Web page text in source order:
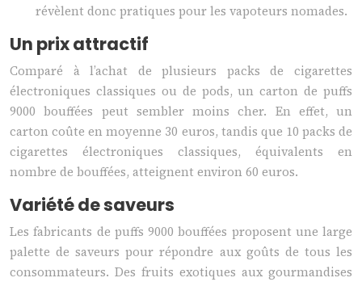
révèlent donc pratiques pour les vapoteurs nomades.
Un prix attractif
Comparé à l’achat de plusieurs packs de cigarettes
électroniques classiques ou de pods, un carton de puffs
9000 bouffées peut sembler moins cher. En effet, un
carton coûte en moyenne 30 euros, tandis que 10 packs de
cigarettes électroniques classiques, équivalents en
nombre de bouffées, atteignent environ 60 euros.
Variété de saveurs
Les fabricants de puffs 9000 bouffées proposent une large
palette de saveurs pour répondre aux goûts de tous les
consommateurs. Des fruits exotiques aux gourmandises